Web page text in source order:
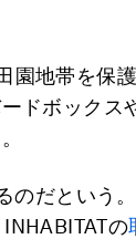
園地帯を保
ドボックス
のだという
の